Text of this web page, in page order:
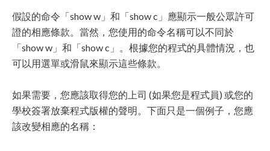
假設的命令「show w」和「show c」應顯示一般公眾許可
證的相應條款。當然，您使用的命令名稱可以不同於
「show w」和「show c」。根據您的程式的具體情況，也
可以用選單或滑鼠來顯示這些條款。
如果需要，您應該取得您的上司 (如果您是程式員) 或您的
學校簽署放棄程式版權的聲明。下面只是一個例子，您應
該改變相應的名稱：